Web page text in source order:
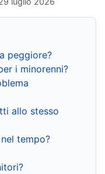
peggiore?
i minorenni?
allo stesso
tempo?